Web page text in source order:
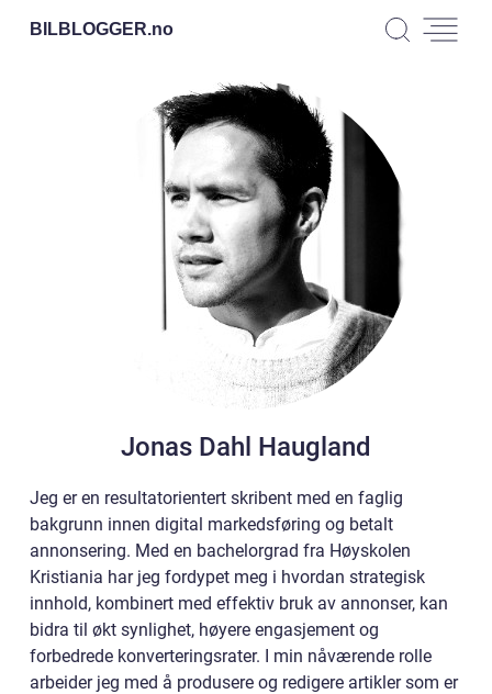
BILBLOGGER.no
Jonas Dahl Haugland
Jeg er en resultatorientert skribent med en faglig
bakgrunn innen digital markedsføring og betalt
annonsering. Med en bachelorgrad fra Høyskolen
Kristiania har jeg fordypet meg i hvordan strategisk
innhold, kombinert med effektiv bruk av annonser, kan
bidra til økt synlighet, høyere engasjement og
forbedrede konverteringsrater. I min nåværende rolle
arbeider jeg med å produsere og redigere artikler som er